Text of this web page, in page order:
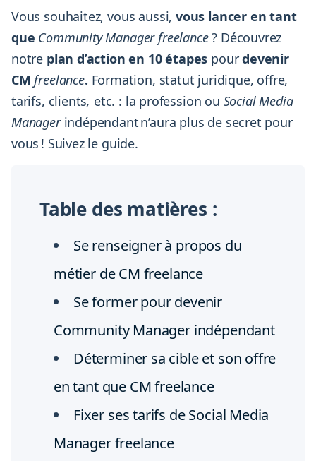
Vous souhaitez, vous aussi, vous lancer en tant
que Community Manager freelance? Découvrez
notre plan d’action en 10 étapes pourdevenir
CMfreelance. Formation, statut juridique, offre,
tarifs, clients, etc. : la profession ou Social Media
Managerindépendantn’aura plus de secret pour
vous ! Suivez le guide.
Table des matières :
Se renseigner à propos du
métier de CM freelance
Se former pour devenir
Community Manager indépendant
Déterminer sa cible et son offre
en tant que CM freelance
Fixer ses tarifs de Social Media
Manager freelance